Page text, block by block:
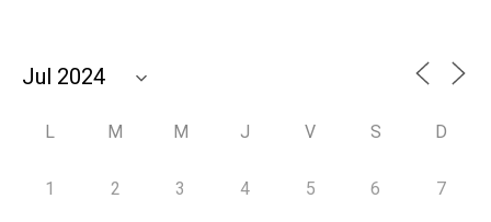
L M M J V S D
1 2 3 4 5 6 7